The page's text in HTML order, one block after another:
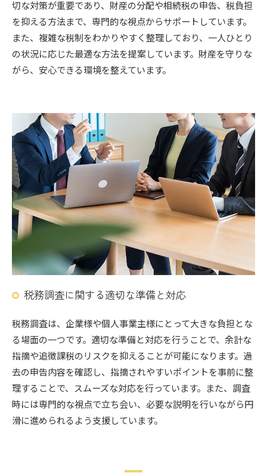
切な対策が重要であり、財産の分配や相続税の申告、税負担
を抑える方法まで、専門的な視点からサポートしています。
また、複雑な税制をわかりやすく整理しており、一人ひとり
の状況に応じた最適な方法を提案しています。財産を守りな
がら、安心できる環境を整えています。
税務調査に関する適切な準備と対応
税務調査は、企業様や個人事業主様にとって大きな負担とな
る場面の一つです。適切な準備と対応を行うことで、余計な
指摘や追徴課税のリスクを抑えることが可能になります。過
去の申告内容を確認し、指摘されやすいポイントを事前に整
理することで、スムーズな対応を行っています。また、調査
時には専門的な視点で立ち会い、必要な説明を行いながら円
滑に進められるよう支援しています。